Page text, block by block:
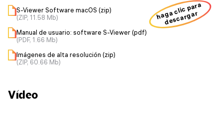
S-Viewer Software macOS (zip)
(ZIP, 11.58 Mb)
Manual de usuario: software S-Viewer (pdf)
(PDF, 1.66 Mb)
Imágenes de alta resolución (zip)
(ZIP, 60.66 Mb)
haga clic para
descargar
Vídeo